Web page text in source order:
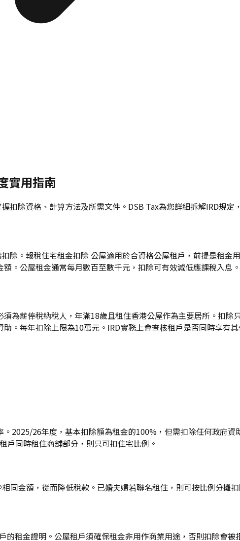
實用指南
扣除資格、計算方法及所需文件。DSB Tax為您詳細拆解IRD規定
除。報稅住宅租金扣除 公屋適用於合資格公屋租戶，前提是租金
。公屋租金通常每月數百至數千元，扣除可有效減低應課稅入息。
為薪俸稅納稅人，年滿18歲且租住香港公屋作為主要居所。扣
。每年扣除上限為10萬元。IRD實務上會查核租戶是否同時享有
2025/26年度，基本扣除額為租金的100%，但需扣除任何政府
戶同時租住商舖部分，則只可扣住宅比例。
同金額，從而降低稅款。已婚夫婦若聯名租住，則可按比例分攤
租金證明。公屋租戶須確保租金非用作商業用途，否則扣除會